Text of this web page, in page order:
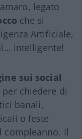
legato
che si
Artificiale,
intelligente!
sui social
chiedere di
banali,
o feste
compleanno. Il